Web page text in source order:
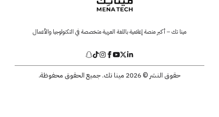
مينا تك – أكبر منصة إعلامية باللغة العربية متخصصة في التكنولوجيا والأعمال
حقوق النشر © 2026 مينا تك. جميع الحقوق محفوظة.